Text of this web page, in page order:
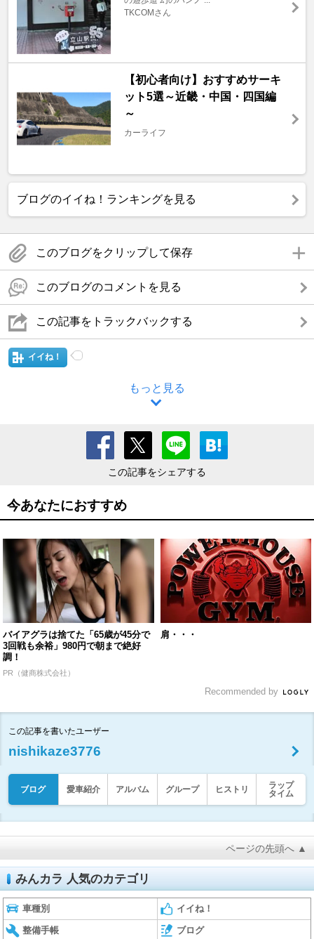
TKCOMさん
【初心者向け】おすすめサーキ
ット5選～近畿・中国・四国編
～
カーライフ
ブログのイイね！ランキングを見る
このブログをクリップして保存
このブログのコメントを見る
この記事をトラックバックする
イイね！
もっと見る
この記事をシェアする
今あなたにおすすめ
バイアグラは捨てた「65歳が45分で
3回戦も余裕」980円で朝まで絶好
調！
PR（健商株式会社）
肩・・・
Recommended by
この記事を書いたユーザー
nishikaze3776
ブログ 愛車紹介 アルバム グループ ヒストリ
ラップ
タイム
ページの先頭へ ▲
みんカラ 人気のカテゴリ
車種別 イイね！
整備手帳 ブログ